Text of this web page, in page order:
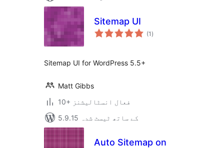
Sitemap UI
(1 مجموعی
درجہ
)
Sitemap UI for WordPress 5.5+
Matt Gibbs
10+ فعال انسٹالیشنز
5.9.15 کے ساتھ ٹیسٹ شدہ
Auto Sitemap on